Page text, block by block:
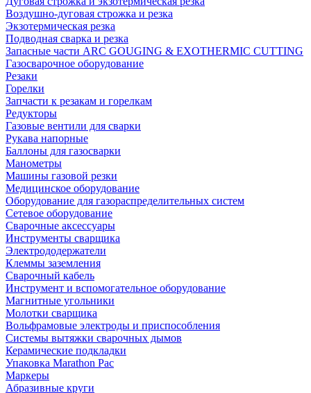
Воздушно-дуговая строжка и резка
Экзотермическая резка
Подводная сварка и резка
Запасные части ARC GOUGING & EXOTHERMIC CUTTING
Газосварочное оборудование
Резаки
Горелки
Запчасти к резакам и горелкам
Редукторы
Газовые вентили для сварки
Рукава напорные
Баллоны для газосварки
Манометры
Машины газовой резки
Медицинское оборудование
Оборудование для газораспределительных систем
Сетевое оборудование
Сварочные аксессуары
Инструменты сварщика
Электрододержатели
Клеммы заземления
Сварочный кабель
Инструмент и вспомогательное оборудование
Магнитные угольники
Молотки сварщика
Вольфрамовые электроды и приспособления
Системы вытяжки сварочных дымов
Керамические подкладки
Упаковка Marathon Pac
Маркеры
Абразивные круги